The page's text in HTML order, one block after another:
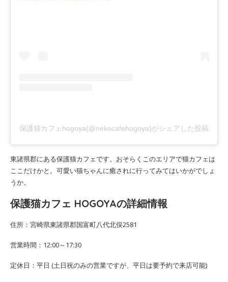
保護猫カフェhogoya(@nekocafehogoya)がシェアした投稿
東諸県郡にある保護猫カフェです。おそらくこのエリアで猫カフェは
ここだけかと。可愛い猫ちゃんに癒されに行ってみてはいかがでしょ
うか。
保護猫カフェ HOGOYAの詳細情報
住所：宮崎県東諸県郡国富町八代北俣2581
営業時間：12:00～17:30
定休日：平日 (土日祝のみの営業ですが、平日は要予約で来店可能)